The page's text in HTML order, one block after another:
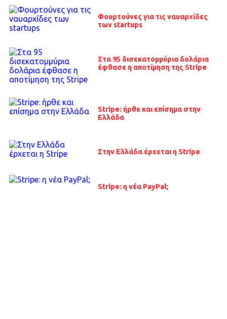
Φουρτούνες για τις ναυαρχίδες
των startups
Στα 95 δισεκατομμύρια δολάρια
έφθασε η αποτίμηση της Stripe
Stripe: ήρθε και επίσημα στην
Ελλάδα
Στην Ελλάδα έρχεται η Stripe
Stripe: η νέα PayPal;